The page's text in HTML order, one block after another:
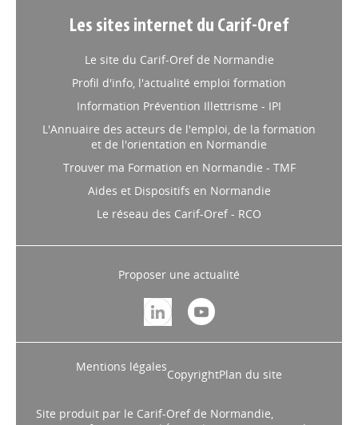
Les sites internet du Carif-Oref
Le site du Carif-Oref de Normandie
Profil d'info, l'actualité emploi formation
Information Prévention Illettrisme - IPI
L'Annuaire des acteurs de l'emploi, de la formation
et de l'orientation en Normandie
Trouver ma Formation en Normandie - TMF
Aides et Dispositifs en Normandie
Le réseau des Carif-Oref - RCO
Proposer une actualité
Mentions légales
CopyrightPlan du site
Site produit par le Carif-Oref de Normandie,